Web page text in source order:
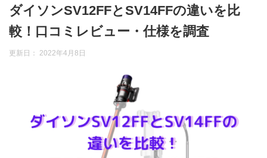
ダイソンSV12FFとSV14FFの違いを比
較！口コミレビュー・仕様を調査
更新日： 2022年4月8日